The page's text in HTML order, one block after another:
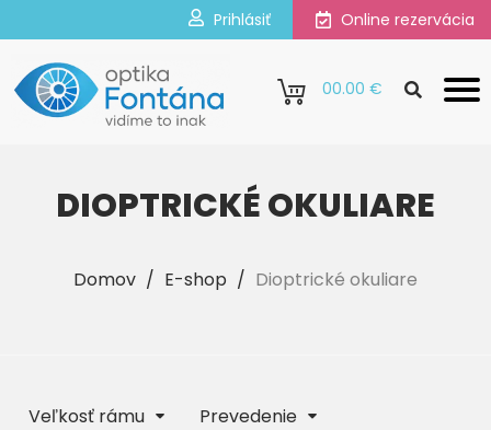
Prihlásiť Online rezervácia
00.00 €
DIOPTRICKÉ OKULIARE
Domov / E-shop / Dioptrické okuliare
Veľkosť rámu Prevedenie